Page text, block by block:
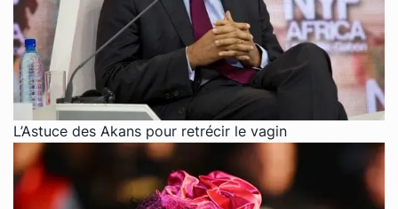
L’Astuce des Akans pour retrécir le vagin